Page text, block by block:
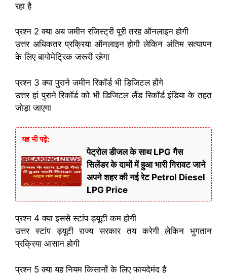
रहा है
प्रश्न 2 क्या अब जमीन रजिस्ट्री पूरी तरह ऑनलाइन होगी
उत्तर अधिकतर प्रक्रिया ऑनलाइन होगी लेकिन अंतिम सत्यापन
के लिए बायोमेट्रिक जरूरी रहेगा
प्रश्न 3 क्या पुराने जमीन रिकॉर्ड भी डिजिटल होंगे
उत्तर हां पुराने रिकॉर्ड को भी डिजिटल लैंड रिकॉर्ड इंडिया के तहत
जोड़ा जाएगा
यह भी पढ़े:
पेट्रोल डीजल के साथ LPG गैस
सिलेंडर के दामों में हुआ भारी गिरावट जाने
अपने शहर की नई रेट Petrol Diesel
LPG Price
प्रश्न 4 क्या इससे स्टांप ड्यूटी कम होगी
उत्तर स्टांप ड्यूटी राज्य सरकार तय करेगी लेकिन भुगतान
प्रक्रिया आसान होगी
प्रश्न 5 क्या यह नियम किसानों के लिए फायदेमंद है